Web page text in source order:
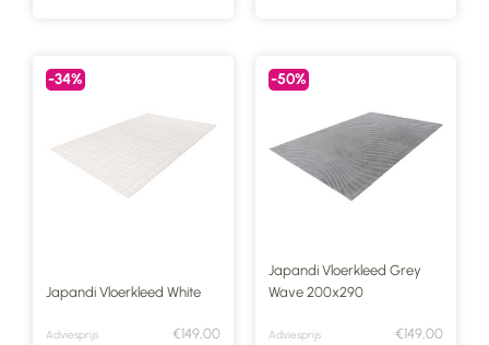
-34%
Japandi Vloerkleed White
Adviesprijs
€149,00
-50%
Japandi Vloerkleed Grey
Wave 200x290
Adviesprijs
€149,00